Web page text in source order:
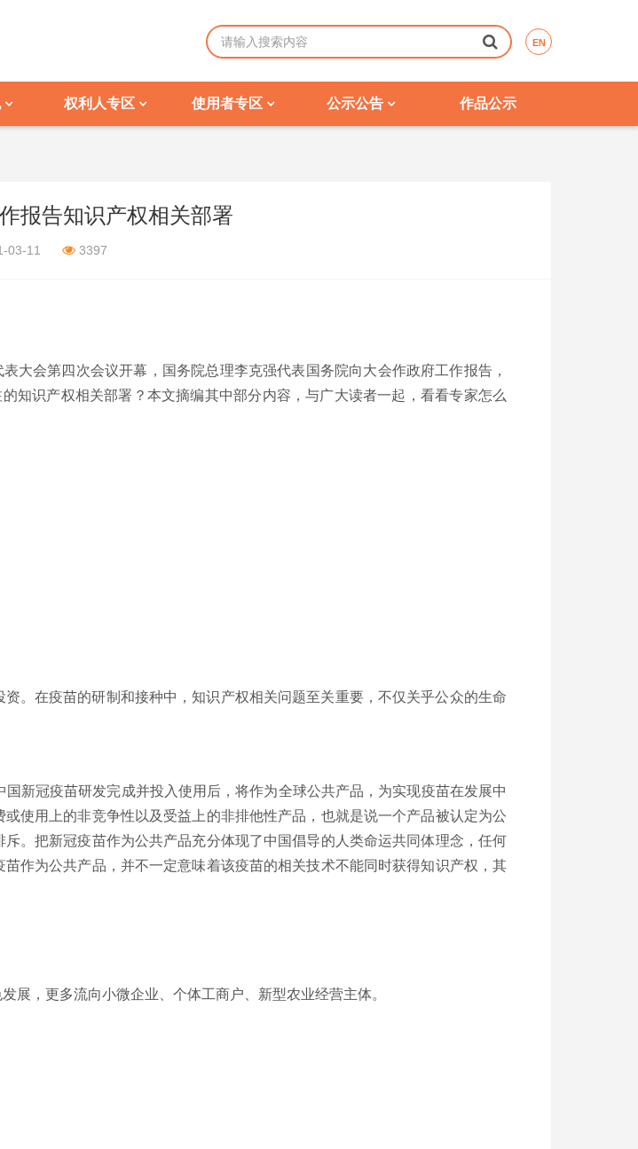
EN
权利人专区 使用者专区 公示公告 作品公示
报告知识产权相关部署
03-11 3397
大会第四次会议开幕，国务院总理李克强代表国务院向大会作政府工作报告，
知识产权相关部署？本文摘编其中部分内容，与广大读者一起，看看专家怎么
在疫苗的研制和接种中，知识产权相关问题至关重要，不仅关乎公众的生命
新冠疫苗研发完成并投入使用后，将作为全球公共产品，为实现疫苗在发展中
使用上的非竞争性以及受益上的非排他性产品，也就是说一个产品被认定为公
。把新冠疫苗作为公共产品充分体现了中国倡导的人类命运共同体理念，任何
作为公共产品，并不一定意味着该疫苗的相关技术不能同时获得知识产权，其
，更多流向小微企业、个体工商户、新型农业经营主体。